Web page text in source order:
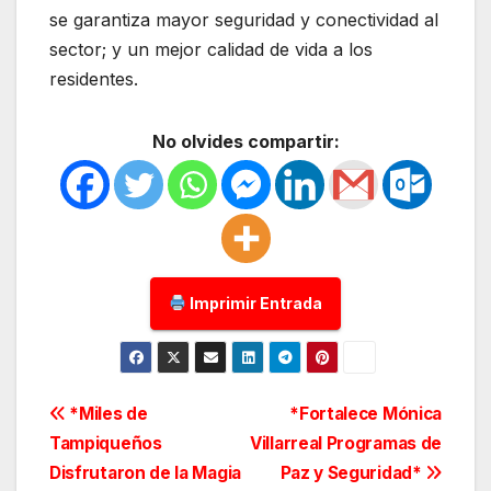
se garantiza mayor seguridad y conectividad al
sector; y un mejor calidad de vida a los
residentes.
No olvides compartir:
Imprimir Entrada
Navegación
de
*Fortalece Mónica
Villarreal Programas de
Paz y Seguridad*
*Miles de
Tampiqueños
Disfrutaron de la Magia